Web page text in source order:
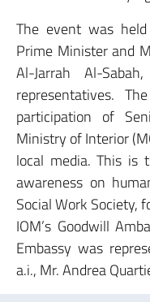
The event was
Prime Minister and
Al-Jarrah Al-
representatives.
participation of
Ministry of Interior
local media. This is
awareness on
Social Work Society,
IOM’s Goodwill
Embassy was
a.i., Mr. Andrea